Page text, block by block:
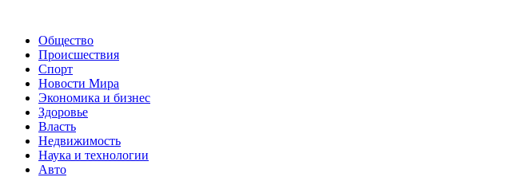
Общество
Происшествия
Спорт
Новости Мира
Экономика и бизнес
Здоровье
Власть
Недвижимость
Наука и технологии
Авто